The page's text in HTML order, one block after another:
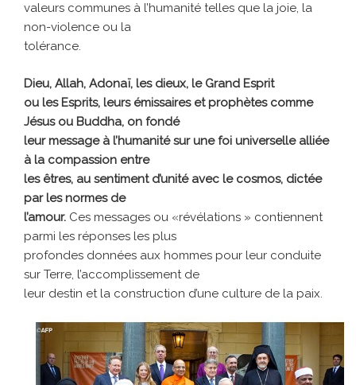
valeurs communes à l’humanité telles que la joie, la
non-violence ou la
tolérance.
Dieu, Allah, Adonaï, les dieux, le Grand Esprit
ou les Esprits, leurs émissaires et prophètes comme
Jésus ou Buddha, on fondé
leur message à l’humanité sur une foi universelle alliée
à la compassion entre
les êtres, au sentiment d’unité avec le cosmos, dictée
par les normes de
l’amour. Ces messages ou «révélations » contiennent
parmi les réponses les plus
profondes données aux hommes pour leur conduite
sur Terre, l’accomplissement de
leur destin et la construction d’une culture de la paix.